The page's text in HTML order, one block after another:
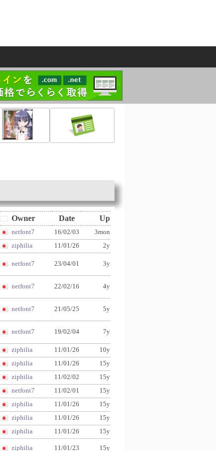
Owner Date Up
netfont7 16/02/03
3mon
ziphilia 11/01/26 2y
netfont7 23/04/01 3y
netfont7 22/02/16 4y
netfont7 21/05/25 5y
netfont7 19/02/04 7y
ziphilia 11/01/26
10y
ziphilia 11/01/26
15y
ziphilia 11/02/02
15y
netfont7 11/02/01
15y
ziphilia 11/01/26
15y
ziphilia 11/01/26
15y
ziphilia 11/01/26 15y
ziphilia 11/01/23 15y